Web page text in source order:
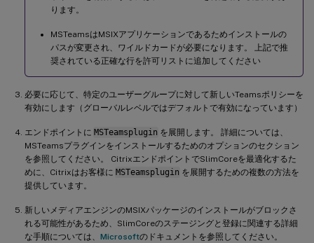
ります。
MSTeamsはMSIXアプリケーションであるためインストールの
パスが変更され、ワイルドカードが必要になります。 上記で推
奨されている正確な行を許可リストに追加してください
必要に応じて、特定のユーザーグループに対して新しいTeamsポリシーを
有効にします（グローバルレベルではデフォルトで有効になっています）
エンドポイントに MSTeamsplugin を展開します。 詳細については、
MSTeamsプラグインをインストールするためのオプションのセクション
を参照してください。 CitrixエンドポイントでSlimCoreを最適化するた
めに、Citrixはお客様に MSTeamsplugin を展開するための複数の方法を
提供しています。
新しいメディアエンジンのMSIXパッケージのインストールがブロックさ
れる可能性があるため、SlimCoreのステージングと登録に関連する詳細
な手順については、 Microsoftのドキュメントを参照してください。